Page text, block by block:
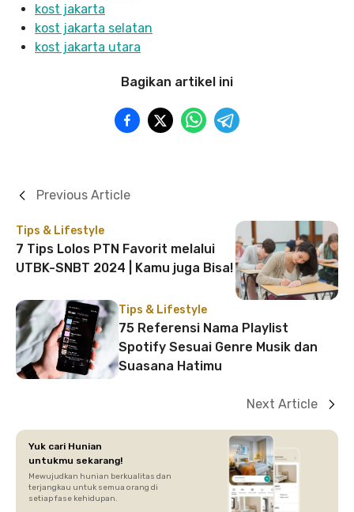
kost jakarta
kost jakarta selatan
kost jakarta utara
Bagikan artikel ini
Tips & Lifestyle
7 Tips Lolos PTN Favorit melalui
UTBK-SNBT 2024 | Kamu juga Bisa!
Previous Article
Tips & Lifestyle
75 Referensi Nama Playlist
Spotify Sesuai Genre Musik dan
Suasana Hatimu
Next Article
Yuk cari Hunian
untukmu sekarang!
Mewujudkan hunian berkualitas dan
terjangkau untuk semua orang di
setiap fase kehidupan.